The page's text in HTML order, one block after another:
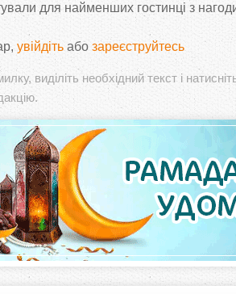
для найменших гостинці з
увійдіть або зареєструйтесь
виділіть необхідний текст і